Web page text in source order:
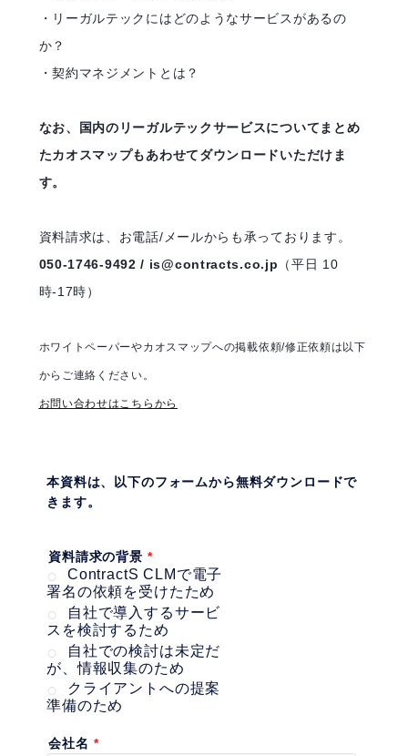
・リーガルテックにはどのようなサービスがあるの
か？
・契約マネジメントとは？
なお、国内のリーガルテックサービスについてまとめ
たカオスマップもあわせてダウンロードいただけま
す。
資料請求は、お電話/メールからも承っております。
050-1746-9492 / is@contracts.co.jp （平日 10
時-17時）
ホワイトペーパーやカオスマップへの掲載依頼/修正依頼は以下
からご連絡ください。
お問い合わせはこちらから